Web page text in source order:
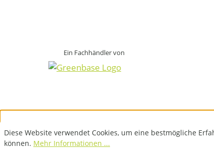
Ein Fachhändler von
Diese Website verwendet Cookies, um eine bestmögliche
können. Mehr Informationen ...